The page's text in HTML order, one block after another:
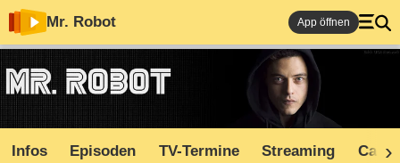
Mr. Robot App öffnen
Infos Episoden TV-Termine Streaming Cast